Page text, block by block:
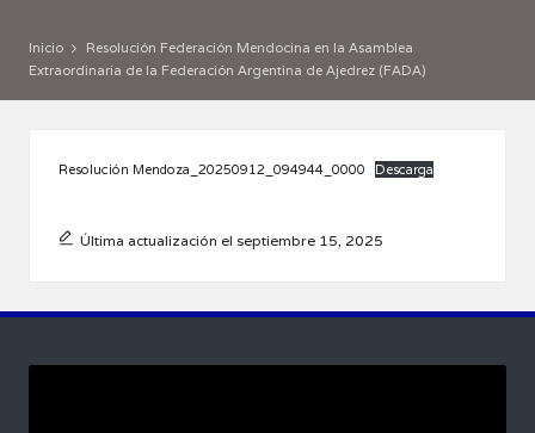
Inicio
Resolución Federación Mendocina en la Asamblea
Extraordinaria de la Federación Argentina de Ajedrez (FADA)
Resolución Mendoza_20250912_094944_0000 Descarga
Última actualización el septiembre 15, 2025